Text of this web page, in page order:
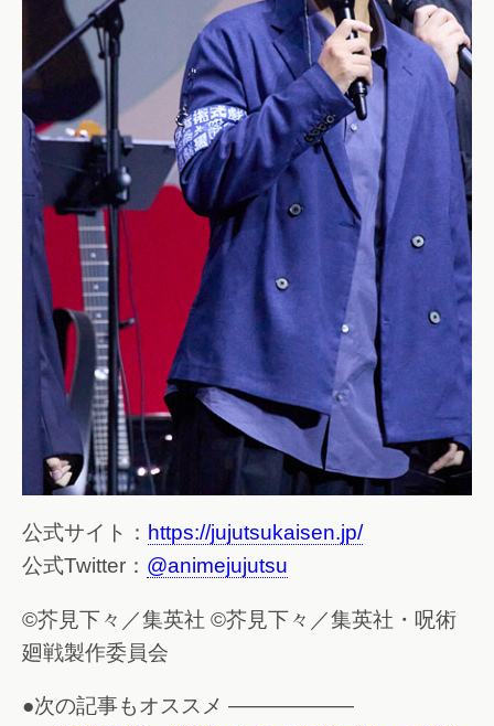
公式サイト： https://jujutsukaisen.jp/
公式Twitter： @animejujutsu
©芥見下々／集英社 ©芥見下々／集英社・呪術
廻戦製作委員会
●次の記事もオススメ ——————